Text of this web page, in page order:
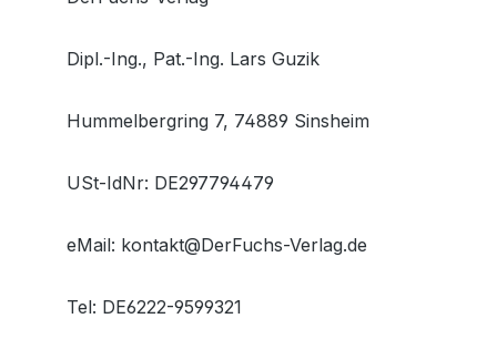
Dipl.-Ing., Pat.-Ing. Lars Guzik
Hummelbergring 7, 74889 Sinsheim
USt-IdNr: DE297794479
eMail: kontakt@DerFuchs-Verlag.de
Tel: DE6222-9599321